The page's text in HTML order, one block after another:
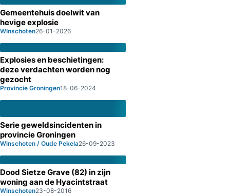
Gemeentehuis doelwit van
hevige explosie
WInschoten26-01-2026
Explosies en beschietingen:
deze verdachten worden nog
gezocht
Provincie Groningen18-06-2024
Serie geweldsincidenten in
provincie Groningen
Winschoten / Oude Pekela26-09-2023
Dood Sietze Grave (82) in zijn
woning aan de Hyacintstraat
Winschoten23-08-2016